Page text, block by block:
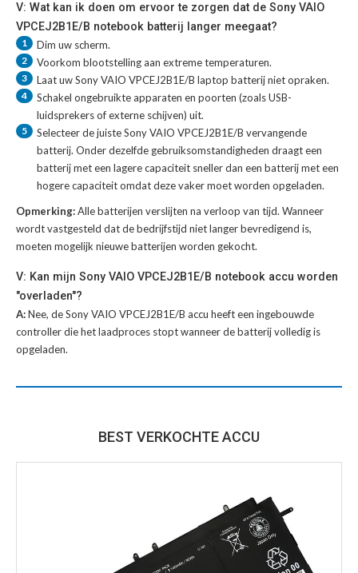
V: Wat kan ik doen om ervoor te zorgen dat de Sony VAIO
VPCEJ2B1E/B notebook batterij langer meegaat?
1 Dim uw scherm.
2 Voorkom blootstelling aan extreme temperaturen.
3 Laat uwSony VAIO VPCEJ2B1E/B laptop batterijniet opraken.
4
Schakel ongebruikte apparaten en poorten (zoals USB-
luidsprekers of externe schijven) uit.
5 Selecteer de juisteSony VAIO VPCEJ2B1E/B vervangende
batterij. Onder dezelfde gebruiksomstandigheden draagt een
batterij met een lagere capaciteit sneller dan een batterij met een
hogere capaciteit omdat deze vaker moet worden opgeladen.
Opmerking:Alle batterijen verslijten na verloop van tijd. Wanneer
wordt vastgesteld dat de bedrijfstijd niet langer bevredigend is,
moeten mogelijk nieuwe batterijen worden gekocht.
V: Kan mijn Sony VAIO VPCEJ2B1E/B notebook accu worden
"overladen"?
A:Nee, de Sony VAIO VPCEJ2B1E/B accu heeft een ingebouwde
controller die het laadproces stopt wanneer de batterij volledig is
opgeladen.
BEST VERKOCHTE ACCU